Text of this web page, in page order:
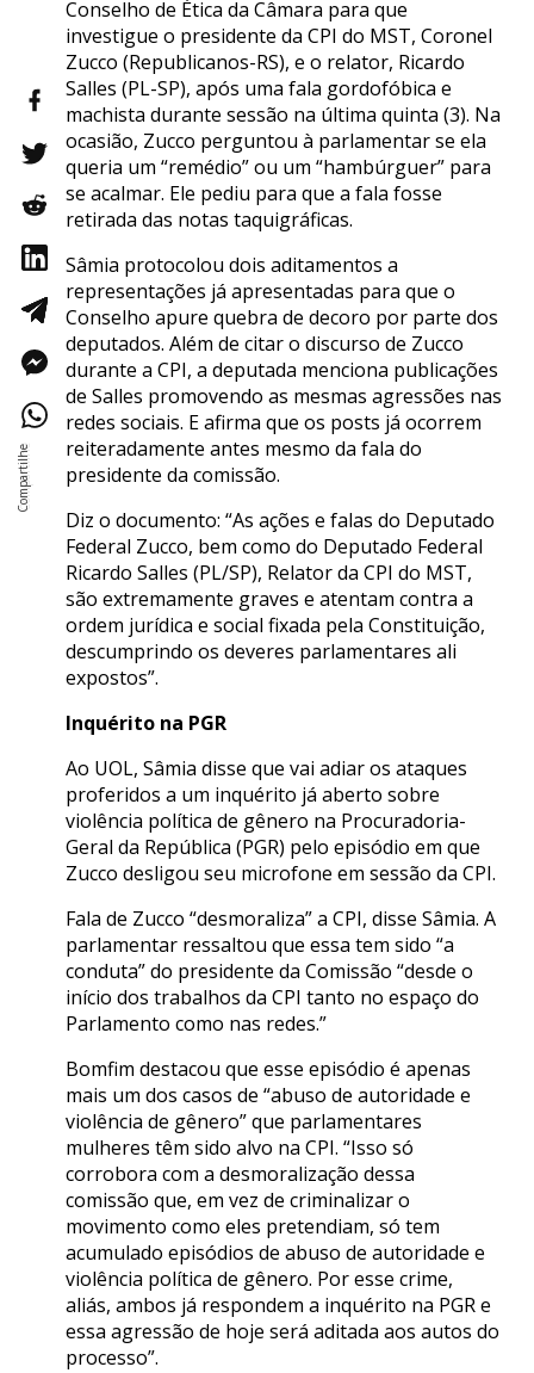
Conselho de Ética da Câmara para que
investigue o presidente da CPI do MST, Coronel
Zucco (Republicanos-RS), e o relator, Ricardo
Salles (PL-SP), após uma fala gordofóbica e
machista durante sessão na última quinta (3). Na
ocasião, Zucco perguntou à parlamentar se ela
queria um “remédio” ou um “hambúrguer” para
se acalmar. Ele pediu para que a fala fosse
retirada das notas taquigráficas.
Sâmia protocolou dois aditamentos a
representações já apresentadas para que o
Conselho apure quebra de decoro por parte dos
deputados. Além de citar o discurso de Zucco
durante a CPI, a deputada menciona publicações
de Salles promovendo as mesmas agressões nas
redes sociais. E afirma que os posts já ocorrem
reiteradamente antes mesmo da fala do
presidente da comissão.
Diz o documento: “As ações e falas do Deputado
Federal Zucco, bem como do Deputado Federal
Ricardo Salles (PL/SP), Relator da CPI do MST,
são extremamente graves e atentam contra a
ordem jurídica e social fixada pela Constituição,
descumprindo os deveres parlamentares ali
expostos”.
Inquérito na PGR
Ao UOL, Sâmia disse que vai adiar os ataques
proferidos a um inquérito já aberto sobre
violência política de gênero na Procuradoria-
Geral da República (PGR) pelo episódio em que
Zucco desligou seu microfone em sessão da CPI.
Fala de Zucco “desmoraliza” a CPI, disse Sâmia. A
parlamentar ressaltou que essa tem sido “a
conduta” do presidente da Comissão “desde o
início dos trabalhos da CPI tanto no espaço do
Parlamento como nas redes.”
Bomfim destacou que esse episódio é apenas
mais um dos casos de “abuso de autoridade e
violência de gênero” que parlamentares
mulheres têm sido alvo na CPI. “Isso só
corrobora com a desmoralização dessa
comissão que, em vez de criminalizar o
movimento como eles pretendiam, só tem
acumulado episódios de abuso de autoridade e
violência política de gênero. Por esse crime,
aliás, ambos já respondem a inquérito na PGR e
essa agressão de hoje será aditada aos autos do
processo”.